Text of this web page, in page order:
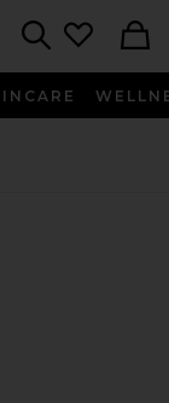
LIP STAIN